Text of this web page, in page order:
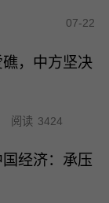
07-22
，中方坚决
阅读 3424
经济：承压